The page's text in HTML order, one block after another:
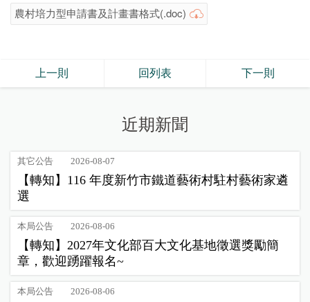
農村培力型申請書及計畫書格式(.doc)
上一則 回列表 下一則
近期新聞
其它公告 2026-08-07
【轉知】116 年度新竹市鐵道藝術村駐村藝術家遴
選
本局公告 2026-08-06
【轉知】2027年文化部百大文化基地徵選獎勵簡
章，歡迎踴躍報名~
本局公告 2026-08-06